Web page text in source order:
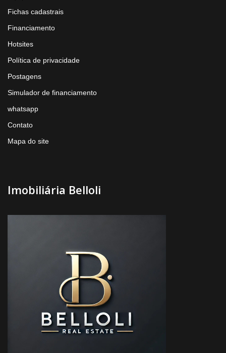
Fichas cadastrais
Financiamento
Hotsites
Política de privacidade
Postagens
Simulador de financiamento
whatsapp
Contato
Mapa do site
Imobiliária Belloli